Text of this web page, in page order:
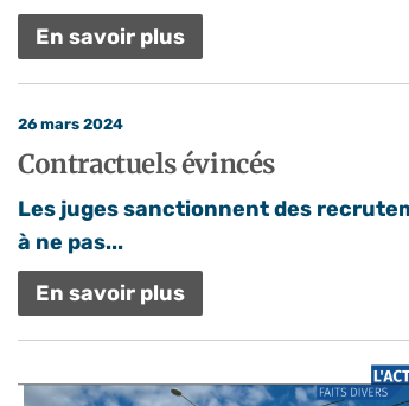
En savoir plus
26 mars 2024
Contractuels évincés
Les juges sanctionnent des
à ne pas...
En savoir plus